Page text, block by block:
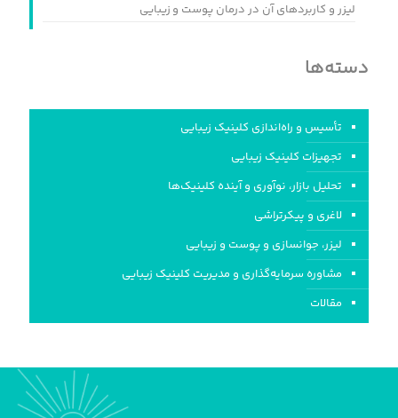
لیزر و کاربردهای آن در درمان پوست و زیبایی
دسته‌ها
تأسیس و راه‌اندازی کلینیک‌ زیبایی
تجهیزات کلینیک زیبایی
تحلیل بازار، نوآوری و آینده کلینیک‌ها
لاغری و پیکرتراشی
لیزر، جوانسازی و پوست و زیبایی
مشاوره سرمایه‌گذاری و مدیریت کلینیک زیبایی
مقالات